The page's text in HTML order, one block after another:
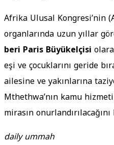
Afrika Ulusal Kongresi’nin
organlarında uzun yıllar
beri Paris Büyükelçisi
eşi ve çocuklarını geride
ailesine ve yakınlarına
Mthethwa’nın kamu
mirasın
daily ummah